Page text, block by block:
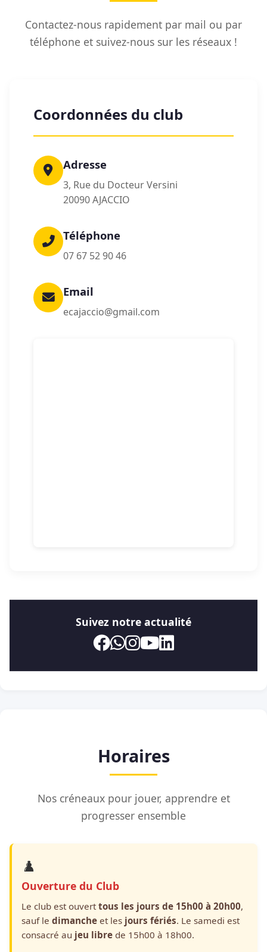
Contactez-nous rapidement par mail ou par
téléphone et suivez-nous sur les réseaux !
Coordonnées du club
Adresse
3, Rue du Docteur Versini
20090 AJACCIO
Téléphone
07 67 52 90 46
Email
ecajaccio@gmail.com
Suivez notre actualité
Horaires
Nos créneaux pour jouer, apprendre et
progresser ensemble
♟️
Ouverture du Club
Le club est ouvert tous les jours de 15h00 à 20h00,
sauf le dimanche et les jours fériés. Le samedi est
consacré au jeu libre de 15h00 à 18h00.